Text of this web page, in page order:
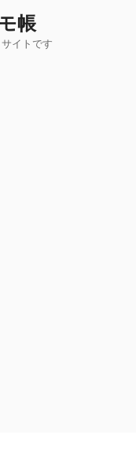
帳
イトです